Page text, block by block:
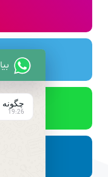
19:26